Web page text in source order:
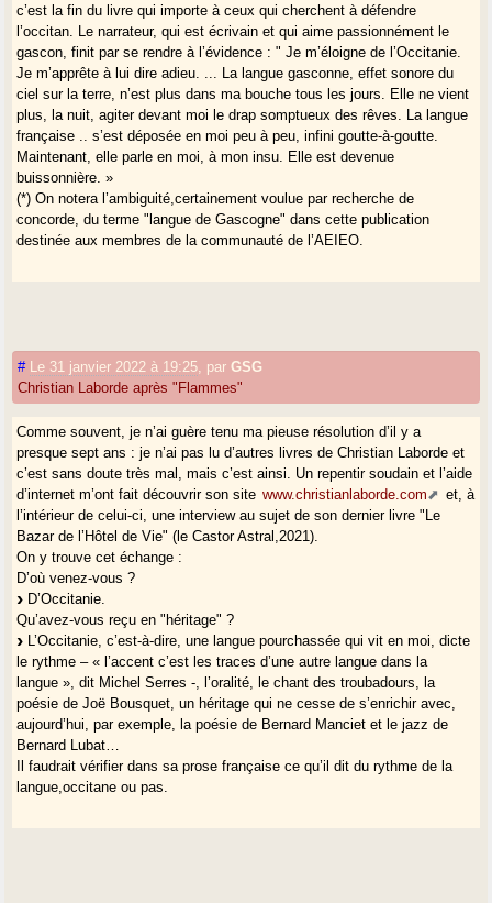
c’est la fin du livre qui importe à ceux qui cherchent à défendre
l’occitan. Le narrateur, qui est écrivain et qui aime passionnément le
gascon, finit par se rendre à l’évidence : " Je m’éloigne de l’Occitanie.
Je m’apprête à lui dire adieu. ... La langue gasconne, effet sonore du
ciel sur la terre, n’est plus dans ma bouche tous les jours. Elle ne vient
plus, la nuit, agiter devant moi le drap somptueux des rêves. La langue
française .. s’est déposée en moi peu à peu, infini goutte-à-goutte.
Maintenant, elle parle en moi, à mon insu. Elle est devenue
buissonnière. »
(*) On notera l’ambiguité,certainement voulue par recherche de
concorde, du terme "langue de Gascogne" dans cette publication
destinée aux membres de la communauté de l’AEIEO.
# Le 31 janvier 2022 à 19:25 parGSG
Christian Laborde après "Flammes"
Comme souvent, je n’ai guère tenu ma pieuse résolution d’il y a
presque sept ans : je n’ai pas lu d’autres livres de Christian Laborde et
c’est sans doute très mal, mais c’est ainsi. Un repentir soudain et l’aide
d’internet m’ont fait découvrir son site www.christianlaborde.com
et, à
l’intérieur de celui-ci, une interview au sujet de son dernier livre "Le
Bazar de l’Hôtel de Vie" (le Castor Astral,2021).
On y trouve cet échange :
D’où venez-vous ?
D’Occitanie.
Qu’avez-vous reçu en "héritage" ?
L’Occitanie, c’est-à-dire, une langue pourchassée qui vit en moi, dicte
le rythme – « l’accent c’est les traces d’une autre langue dans la
langue », dit Michel Serres -, l’oralité, le chant des troubadours, la
poésie de Joë Bousquet, un héritage qui ne cesse de s’enrichir avec,
aujourd’hui, par exemple, la poésie de Bernard Manciet et le jazz de
Bernard Lubat…
Il faudrait vérifier dans sa prose française ce qu’il dit du rythme de la
langue,occitane ou pas.